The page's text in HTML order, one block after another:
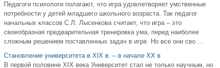
Педагоги психологи полагают, что игра удовлетворяет умственные
потребности у детей младшего школьного возраста. Так педагог
начальных классов С.Л. Лысенкова считает, что игра – это
своеобразная предварительная тренировка ума, перед наиболее
сложным решением поставленных задач в игре. Но все они сво ...
Становление университета в XIX в. – в начале XX в
В первой половине XIX века Университет стал не только научным, но